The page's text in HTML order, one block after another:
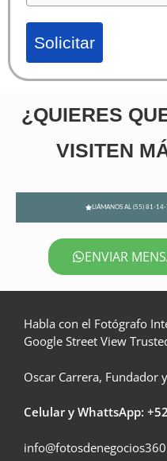
Solicitar
¿QUIERES
VISITEN
LlÁMANOS AL (55) 81-
ENVIAR
Habla con el Fotógrafo
Google Street View
Oscar Carrera, Fundador
Celular y WhattsApp: +52